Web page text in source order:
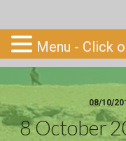
08/10/
8 October
Menu - Click